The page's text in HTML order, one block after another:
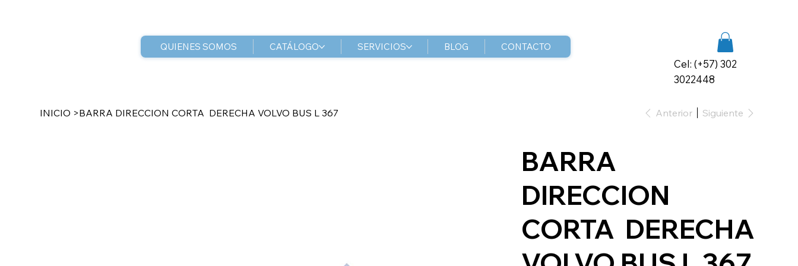
QUIENES SOMOS CATÁLOGO SERVICIOS BLOG CONTACTO
Cel: (+57) 302
3022448
INICIO >BARRA DIRECCION CORTA DERECHA VOLVO BUS L 367 Anterior Siguiente
BARRA
DIRECCION
CORTA DERECHA